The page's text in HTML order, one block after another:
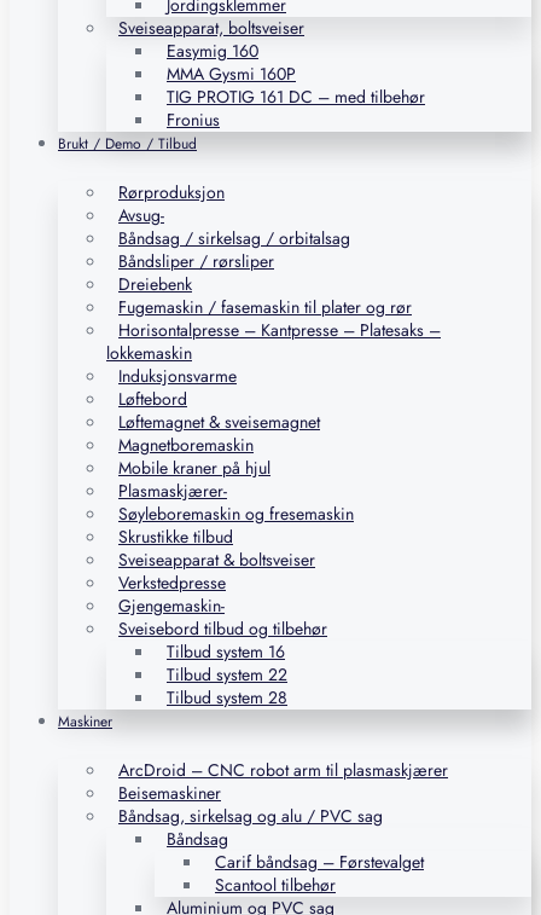
Jordingsklemmer
Sveiseapparat, boltsveiser
Easymig 160
MMA Gysmi 160P
TIG PROTIG 161 DC – med tilbehør
Fronius
Brukt / Demo / Tilbud
Rørproduksjon
Avsug-
Båndsag / sirkelsag / orbitalsag
Båndsliper / rørsliper
Dreiebenk
Fugemaskin / fasemaskin til plater og rør
Horisontalpresse – Kantpresse – Platesaks –
lokkemaskin
Induksjonsvarme
Løftebord
Løftemagnet & sveisemagnet
Magnetboremaskin
Mobile kraner på hjul
Plasmaskjærer-
Søyleboremaskin og fresemaskin
Skrustikke tilbud
Sveiseapparat & boltsveiser
Verkstedpresse
Gjengemaskin-
Sveisebord tilbud og tilbehør
Tilbud system 16
Tilbud system 22
Tilbud system 28
Maskiner
ArcDroid – CNC robot arm til plasmaskjærer
Beisemaskiner
Båndsag, sirkelsag og alu / PVC sag
Båndsag
Carif båndsag – Førstevalget
Scantool tilbehør
Aluminium og PVC sag